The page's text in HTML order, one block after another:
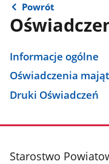
Powrót
Informacje ogólne
Oświadczenia
Druki Oświadczeń
stopka
Starostwo